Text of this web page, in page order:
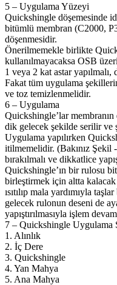
5 – Uygulama Yüzeyi
Quickshingle döşemesinde
bitümlü membran (C2000,
döşenmesidir.
Önerilmemekle birlikte
kullanılmayacaksa OSB
1 veya 2 kat astar
Fakat tüm uygulama
ve toz temizlenmelidir.
6 – Uygulama
Quickshingle’lar
dik gelecek şekilde serilir ve
Uygulama yapılırken
itilmemelidir. (Bakınız Şekil
bırakılmalı ve dikkatlice
Quickshingle’ın bir rulosu
birleştirmek için altta
ısıtılıp mala yardımıyla
gelecek rulonun deseni de
yapıştırılmasıyla işlem
7 – Quickshingle Uygulama
1. Alınlık
2. İç Dere
3. Quickshingle
4. Yan Mahya
5. Ana Mahya